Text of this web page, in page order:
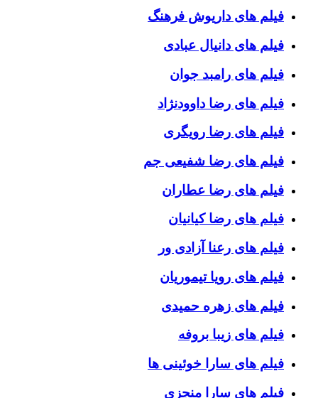
فیلم های داریوش فرهنگ
فیلم های دانیال عبادی
فیلم های رامبد جوان
فیلم های رضا داوودنژاد
فیلم های رضا رویگری
فیلم های رضا شفیعی جم
فیلم های رضا عطاران
فیلم های رضا کیانیان
فیلم های رعنا آزادی ور
فیلم های رویا تیموریان
فیلم های زهره حمیدی
فیلم های زیبا بروفه
فیلم های سارا خوئینی ها
فیلم های سارا منجزی